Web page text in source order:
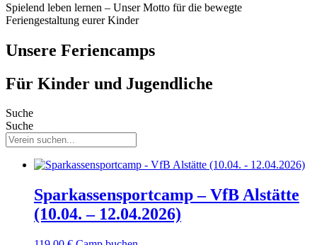
Spielend leben lernen – Unser Motto für die bewegte
Feriengestaltung eurer Kinder
Unsere Feriencamps
Für Kinder und Jugendliche
Suche
Suche
Sparkassensportcamp – VfB Alstätte
(10.04. – 12.04.2026)